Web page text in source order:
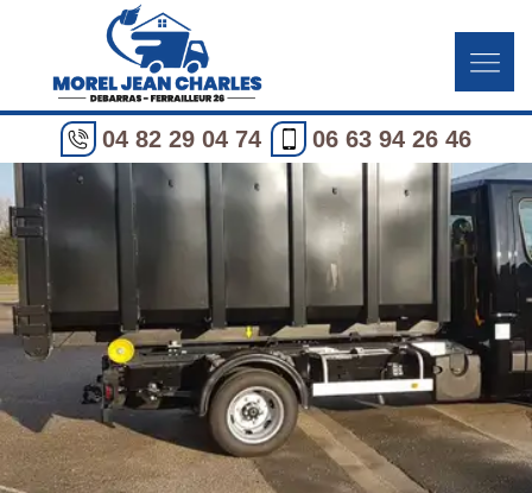
04 82 29 04 74 06 63 94 26 46